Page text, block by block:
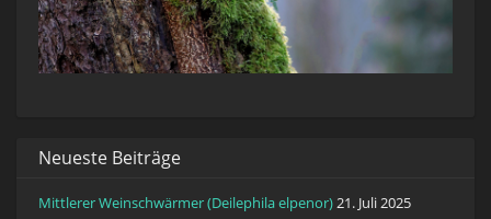
Neueste Beiträge
Mittlerer Weinschwärmer (Deilephila elpenor)21. Juli 2025